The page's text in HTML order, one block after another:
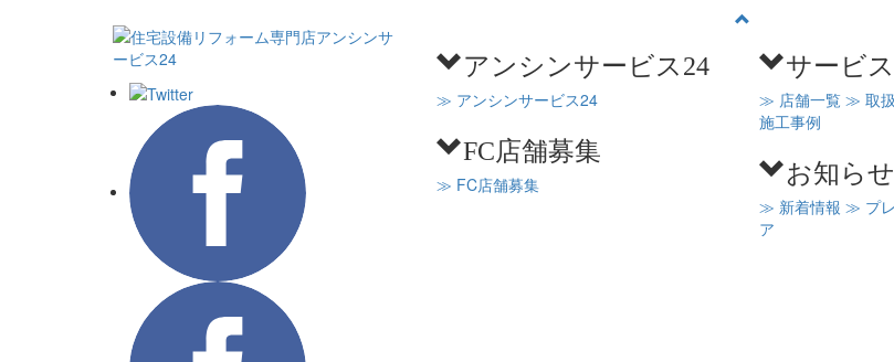
アンシンサービス24
≫ アンシンサービス24
FC店舗募集
≫ FC店舗募集
サービス
≫ 店舗一覧 ≫ 取
施工事例
お知らせ
≫ 新着情報 ≫ プ
ア